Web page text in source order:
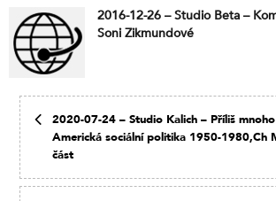
2016-12-26 – Studio Beta –
Soni Zikmundové
2020-07-24 – Studio Kalich – Příliš
Americká sociální politika 1950-1980,Ch
část